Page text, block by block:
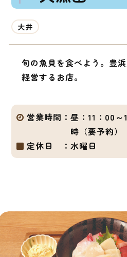
大井
旬の魚貝を食べよう。豊
経営するお店。
営業時間： 昼：11：00
時（要予約）
定休日 ： 水曜日